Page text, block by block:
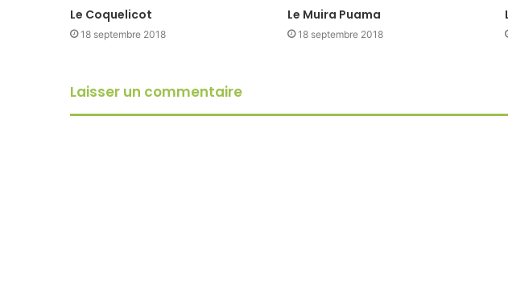
Le Coquelicot
18 septembre 2018
Le Muira Puama
18 septembre 2018
Laisser un commentaire